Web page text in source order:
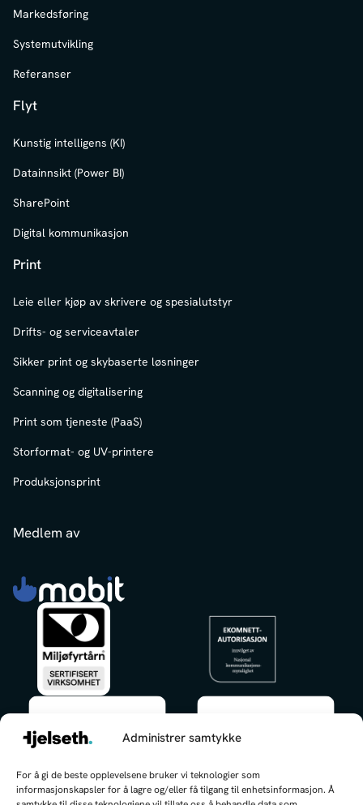
Administrer samtykke
For å gi de beste opplevelsene bruker vi teknologier som
informasjonskapsler for å lagre og/eller få tilgang til enhetsinformasjon. Å
Markedsføring
Systemutvikling
Referanser
Flyt
Kunstig intelligens (KI)
Datainnsikt (Power BI)
SharePoint
Digital kommunikasjon
Print
Leie eller kjøp av skrivere og spesialutstyr
Drifts- og serviceavtaler
Sikker print og skybaserte løsninger
Scanning og digitalisering
Print som tjeneste (PaaS)
Storformat- og UV-printere
Produksjonsprint
Medlem av
Hei, jeg kan hjelpe deg med å finne
frem!